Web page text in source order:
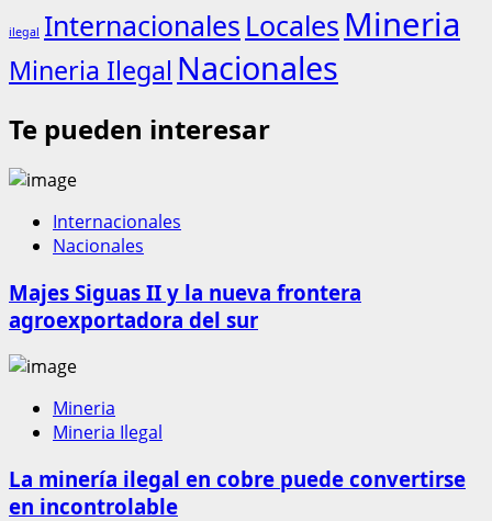
ilegal Internacionales Locales Mineria
Mineria Ilegal Nacionales
Te pueden interesar
Internacionales
Nacionales
Majes Siguas II y la nueva frontera
agroexportadora del sur
Mineria
Mineria Ilegal
La minería ilegal en cobre puede convertirse
en incontrolable